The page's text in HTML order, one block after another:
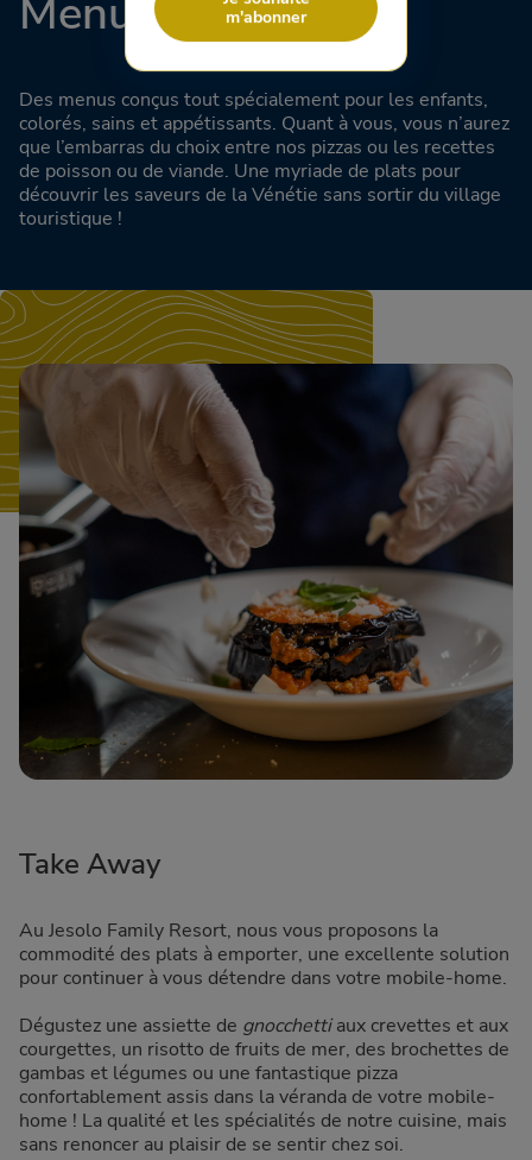
Menu Restaurant
Des menus conçus tout spécialement pour les enfants,
colorés, sains et appétissants. Quant à vous, vous n’aurez
que l’embarras du choix entre nos pizzas ou les recettes
de poisson ou de viande. Une myriade de plats pour
découvrir les saveurs de la Vénétie sans sortir du village
touristique !
Take Away
Au Jesolo Family Resort, nous vous proposons la
commodité des plats à emporter, une excellente solution
pour continuer à vous détendre dans votre mobile-home.
Dégustez une assiette de gnocchettiaux crevettes et aux
courgettes, un risotto de fruits de mer, des brochettes de
gambas et légumes ou une fantastique pizza
confortablement assis dans la véranda de votre mobile-
home ! La qualité et les spécialités de notre cuisine, mais
sans renoncer au plaisir de se sentir chez soi.
m'abonner